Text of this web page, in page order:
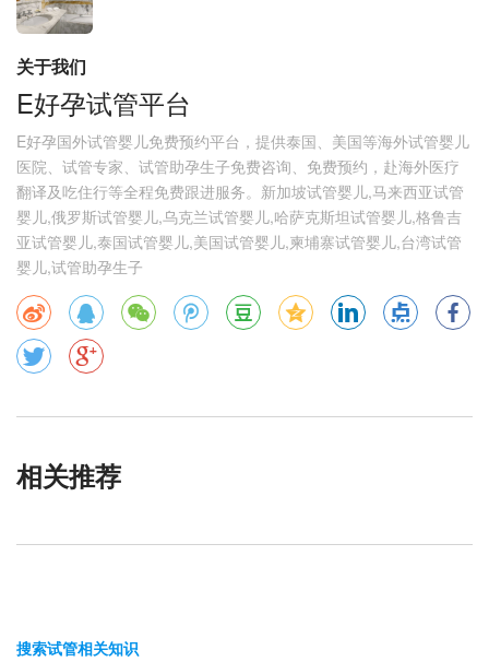
关于我们
E好孕试管平台
E好孕国外试管婴儿免费预约平台，提供泰国、美国等海外试管婴儿
医院、试管专家、试管助孕生子免费咨询、免费预约，赴海外医疗
翻译及吃住行等全程免费跟进服务。新加坡试管婴儿,马来西亚试管
婴儿,俄罗斯试管婴儿,乌克兰试管婴儿,哈萨克斯坦试管婴儿,格鲁吉
亚试管婴儿,泰国试管婴儿,美国试管婴儿,柬埔寨试管婴儿,台湾试管
婴儿,试管助孕生子
相关推荐
搜索试管相关知识